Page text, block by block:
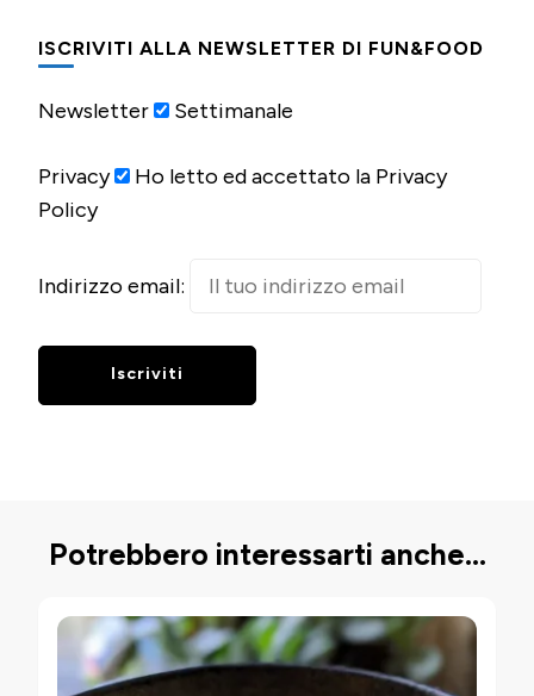
ISCRIVITI ALLA NEWSLETTER DI FUN&FOOD
Newsletter Settimanale
Privacy
Ho letto ed accettato la Privacy
Policy
Indirizzo email:
Potrebbero interessarti anche...